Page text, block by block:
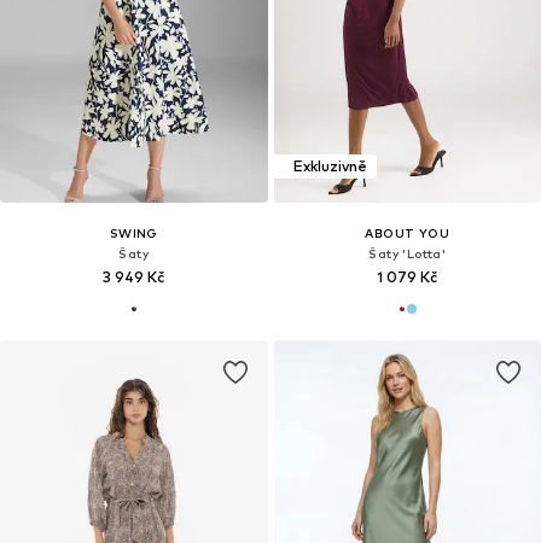
SWING
Šaty
3 949 Kč
Exkluzivně
ABOUT YOU
Šaty 'Lotta'
1 079 Kč